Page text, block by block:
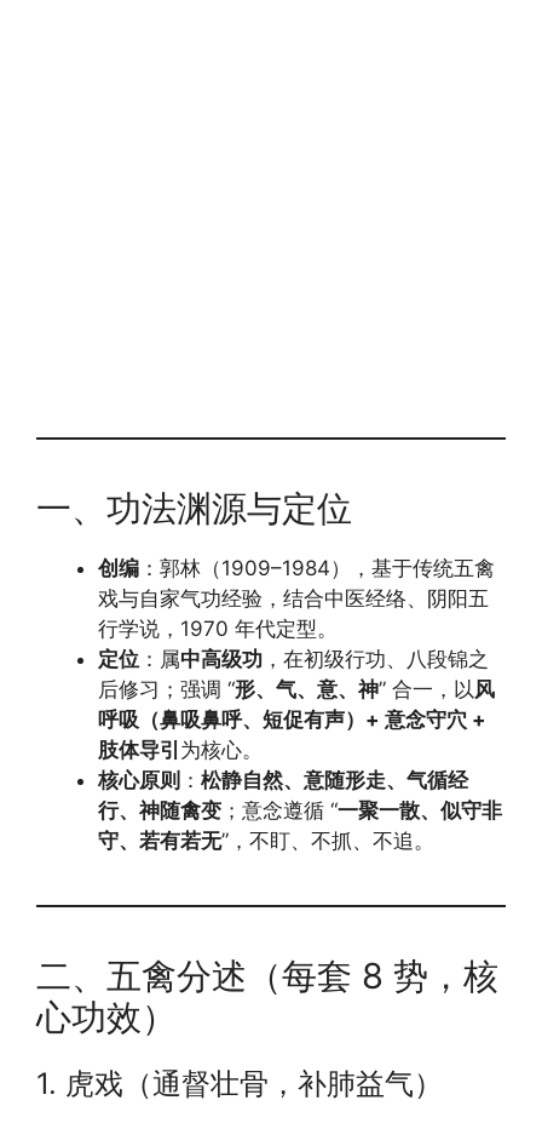
一、功法渊源与定位
创编 ：郭林（1909–1984），基于传统五禽
戏与自家气功经验，结合中医经络、阴阳五
行学说，1970 年代定型。
定位 ：属中高级功 ，在初级行功、八段锦之
后修习；强调 “形、气、意、神” 合一，以 风
呼吸（鼻吸鼻呼、短促有声）+ 意念守穴 +
肢体导引 为核心。
核心原则 ： 松静自然、意随形走、气循经
行、神随禽变 ；意念遵循 “一聚一散、似守非
守、若有若无”，不盯、不抓、不追。
二、五禽分述（每套 8 势，核
心功效）
1. 虎戏（通督壮骨，补肺益气）